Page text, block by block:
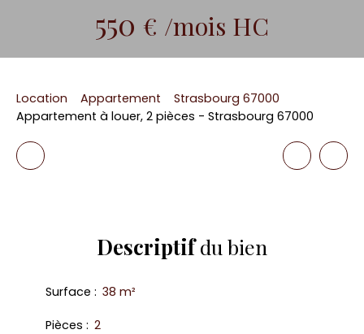
550 € /mois HC
Location Appartement
Strasbourg 67000
Appartement à louer, 2 pièces - Strasbourg 67000
Descriptifdu bien
Surface : 38 m²
Pièces : 2